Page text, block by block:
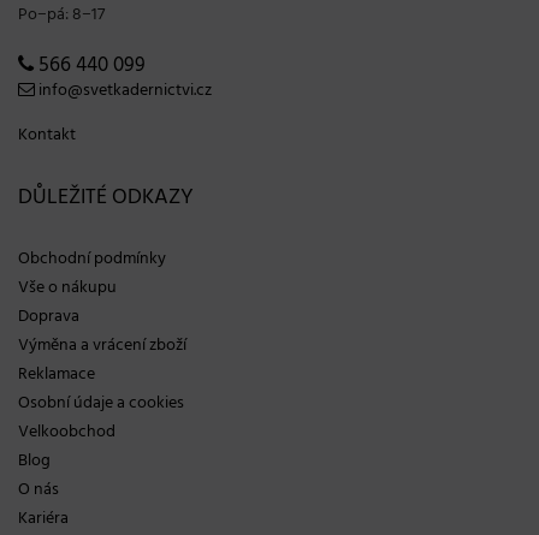
Po−pá: 8−17
566 440 099
info@svetkadernictvi.cz
Kontakt
DŮLEŽITÉ ODKAZY
Obchodní podmínky
Vše o nákupu
Doprava
Výměna a vrácení zboží
Reklamace
Osobní údaje a cookies
Velkoobchod
Blog
O nás
Kariéra